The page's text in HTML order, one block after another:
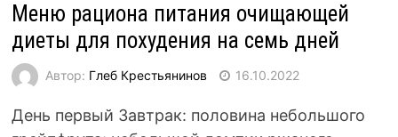
Меню рациона питания очищающей
диеты для похудения на семь дней
Автор: Глеб Крестьянинов 16.10.2022
День первый Завтрак: половина небольшого